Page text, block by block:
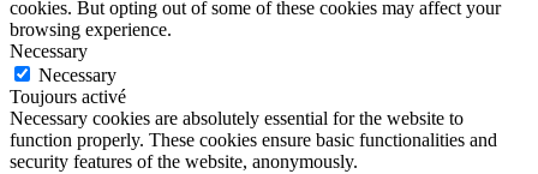
cookies. But opting out of some of these cookies may affect your
browsing experience.
Necessary
Necessary
Toujours activé
Necessary cookies are absolutely essential for the website to
function properly. These cookies ensure basic functionalities and
security features of the website, anonymously.